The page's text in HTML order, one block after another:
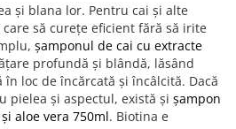
și blana lor. Pentru cai și alte
să curețe eficient fără să irite
șamponul de cai cu extracte
profundă și blândă, lăsând
în loc de încărcată și încâlcită. Dacă
pielea și aspectul, există și șampon
aloe vera 750ml. Biotina e